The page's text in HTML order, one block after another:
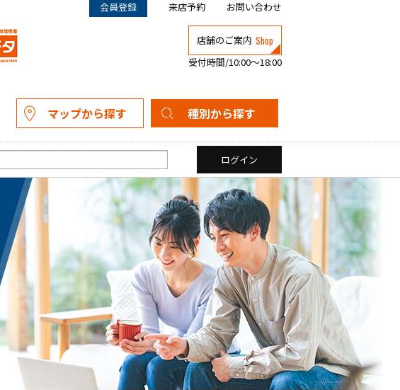
会員登録 来店予約 お問い合わせ
店舗のご案内 Shop
受付時間/10:00～18:00
マップから探す 種別から探す
新築一戸建て
中古一戸建て
マンション
土地